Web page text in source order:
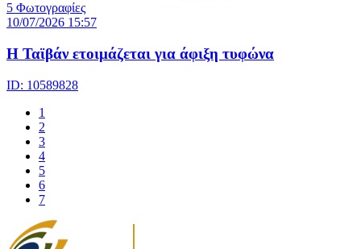
5 Φωτογραφίες
10/07/2026 15:57
Η Ταϊβάν ετοιμάζεται για άφιξη τυφώνα
ID: 10589828
1
2
3
4
5
6
7